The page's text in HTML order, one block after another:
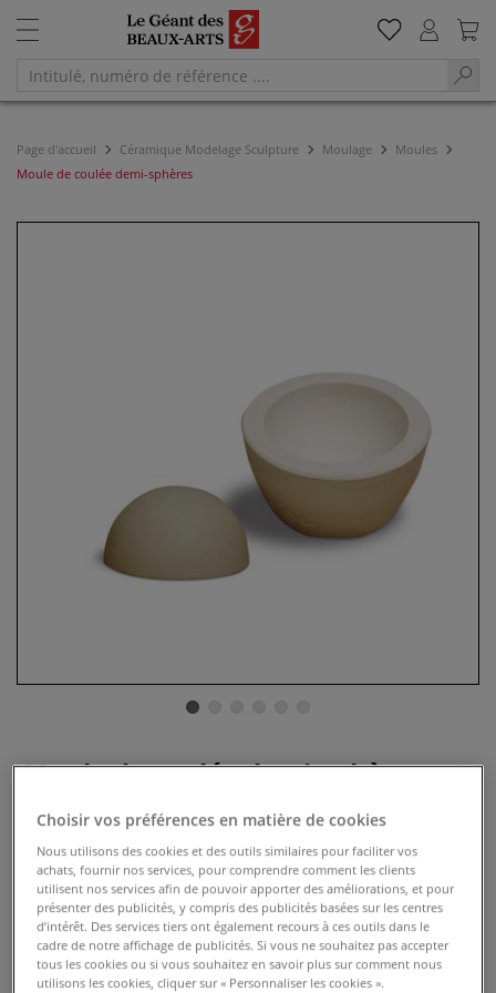
Page d'accueil Céramique Modelage Sculpture Moulage
Moules
Moule de coulée demi-sphères
Moule de coulée demi-sphères
2 Commentaires
Créez avec les moules de coulée vos tasses à café, bols,
vases etc.
Plus
Choisir vos préférences en matière de cookies
Nous utilisons des cookies et des outils similaires pour faciliter vos
achats, fournir nos services, pour comprendre comment les clients
utilisent nos services afin de pouvoir apporter des améliorations, et pour
présenter des publicités, y compris des publicités basées sur les centres
d’intérêt. Des services tiers ont également recours à ces outils dans le
cadre de notre affichage de publicités. Si vous ne souhaitez pas accepter
tous les cookies ou si vous souhaitez en savoir plus sur comment nous
utilisons les cookies, cliquer sur « Personnaliser les cookies ».